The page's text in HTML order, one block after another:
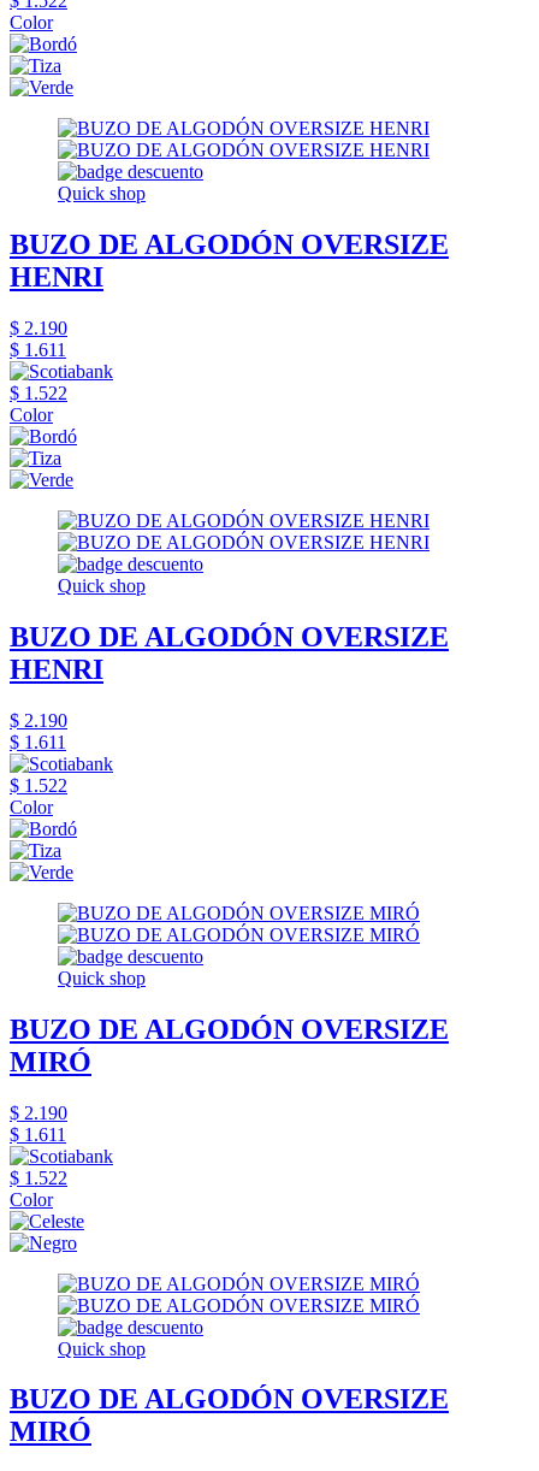
Color
Quick shop
BUZO DE ALGODÓN OVERSIZE
HENRI
$ 2.190
$ 1.611
$ 1.522
Color
Quick shop
BUZO DE ALGODÓN OVERSIZE
HENRI
$ 2.190
$ 1.611
$ 1.522
Color
Quick shop
BUZO DE ALGODÓN OVERSIZE
MIRÓ
$ 2.190
$ 1.611
$ 1.522
Color
Quick shop
BUZO DE ALGODÓN OVERSIZE
MIRÓ